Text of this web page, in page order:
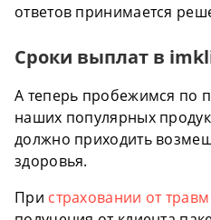
ответов принимается
Сроки выплат в
А теперь пробежимся по
наших популярных
должно приходить
здоровья.
При страховании от